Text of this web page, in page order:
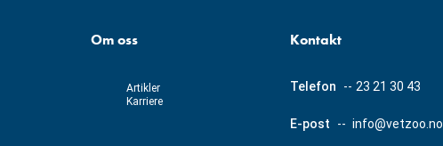
Om oss
Artikler
Karriere
Kontakt
Telefon -- 23 21 30 43
E-post -- info@vetzoo.no